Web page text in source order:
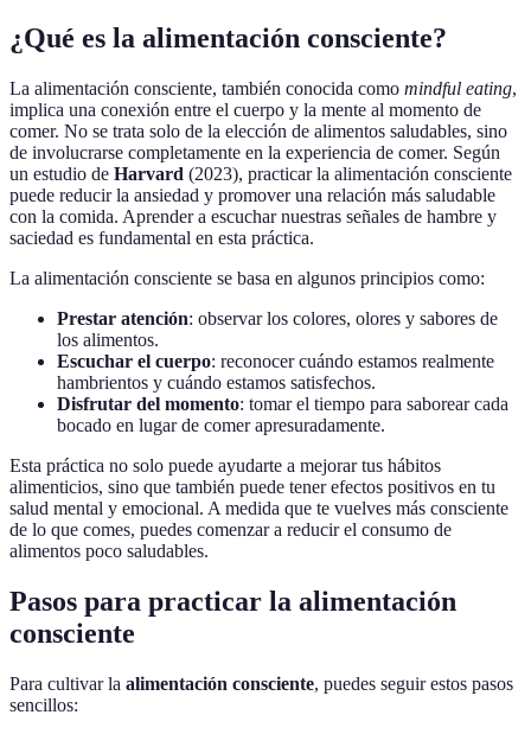
¿Qué es la alimentación consciente?
La alimentación consciente, también conocida como mindful eating,
implica una conexión entre el cuerpo y la mente al momento de
comer. No se trata solo de la elección de alimentos saludables, sino
de involucrarse completamente en la experiencia de comer. Según
un estudio de Harvard (2023), practicar la alimentación consciente
puede reducir la ansiedad y promover una relación más saludable
con la comida. Aprender a escuchar nuestras señales de hambre y
saciedad es fundamental en esta práctica.
La alimentación consciente se basa en algunos principios como:
Prestar atención: observar los colores, olores y sabores de
los alimentos.
Escuchar el cuerpo: reconocer cuándo estamos realmente
hambrientos y cuándo estamos satisfechos.
Disfrutar del momento: tomar el tiempo para saborear cada
bocado en lugar de comer apresuradamente.
Esta práctica no solo puede ayudarte a mejorar tus hábitos
alimenticios, sino que también puede tener efectos positivos en tu
salud mental y emocional. A medida que te vuelves más consciente
de lo que comes, puedes comenzar a reducir el consumo de
alimentos poco saludables.
Pasos para practicar la alimentación
consciente
Para cultivar la alimentación consciente, puedes seguir estos pasos
sencillos: